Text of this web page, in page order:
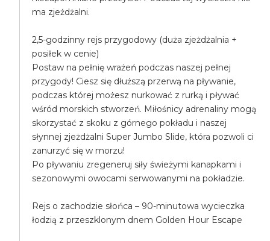
ma zjeżdżalni.
2,5-godzinny rejs przygodowy (duża zjeżdżalnia +
posiłek w cenie)
Postaw na pełnię wrażeń podczas naszej pełnej
przygody! Ciesz się dłuższą przerwą na pływanie,
podczas której możesz nurkować z rurką i pływać
wśród morskich stworzeń. Miłośnicy adrenaliny mogą
skorzystać z skoku z górnego pokładu i naszej
słynnej zjeżdżalni Super Jumbo Slide, która pozwoli ci
zanurzyć się w morzu!
Po pływaniu zregeneruj siły świeżymi kanapkami i
sezonowymi owocami serwowanymi na pokładzie.
Rejs o zachodzie słońca – 90-minutowa wycieczka
łodzią z przeszklonym dnem Golden Hour Escape